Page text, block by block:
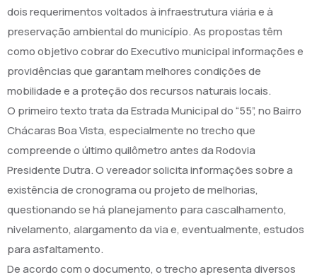
dois requerimentos voltados à infraestrutura viária e à
preservação ambiental do município. As propostas têm
como objetivo cobrar do Executivo municipal informações e
providências que garantam melhores condições de
mobilidade e a proteção dos recursos naturais locais.
O primeiro texto trata da Estrada Municipal do “55”, no Bairro
Chácaras Boa Vista, especialmente no trecho que
compreende o último quilômetro antes da Rodovia
Presidente Dutra. O vereador solicita informações sobre a
existência de cronograma ou projeto de melhorias,
questionando se há planejamento para cascalhamento,
nivelamento, alargamento da via e, eventualmente, estudos
para asfaltamento.
De acordo com o documento, o trecho apresenta diversos